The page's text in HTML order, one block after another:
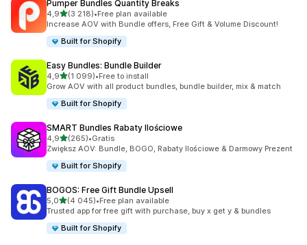
Pumper Bundles Quantity Breaks
4,9na 5 gwiazdek
(3 218)
Łączna liczba recenzji: 3218
•Free plan available
Increase AOV with Bundle offers, Free Gift & Volume Discount!
Built for Shopify
Easy Bundles: Bundle Builder
4,9na 5 gwiazdek
(1 099)
Łączna liczba recenzji: 1099
•Free to install
Grow AOV with all product bundles, bundle builder, mix & match
Built for Shopify
SMART Bundles Rabaty Ilościowe
4,9na 5 gwiazdek
(265)
Łączna liczba recenzji: 265
•Gratis
Zwiększ AOV: Bundle, BOGO, Rabaty Ilościowe & Darmowy Prezent
Built for Shopify
BOGOS: Free Gift Bundle Upsell
5,0na 5 gwiazdek
(4 045)
Łączna liczba recenzji: 4045
•Free plan available
Trusted app for free gift with purchase, buy x get y & bundles
Built for Shopify